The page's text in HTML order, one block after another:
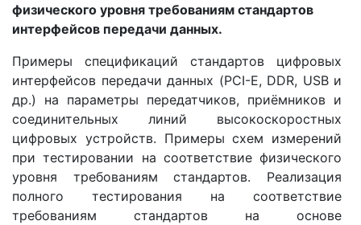
физического уровня требованиям стандартов
интерфейсов передачи данных.
Примеры спецификаций стандартов цифровых
интерфейсов передачи данных (PCI-E, DDR, USB и
др.) на параметры передатчиков, приёмников и
соединительных линий высокоскоростных
цифровых устройств. Примеры схем измерений
при тестировании на соответствие физического
уровня требованиям стандартов. Реализация
полного тестирования на соответствие
требованиям стандартов на основе